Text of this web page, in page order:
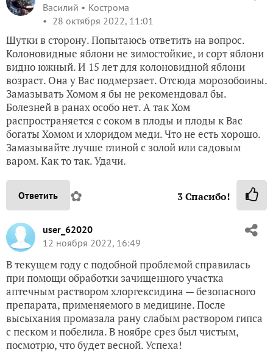
Василий
Кострома
28 октября 2022, 11:01
Шутки в сторону. Попытаюсь ответить на вопрос.
Колоновидные яблони не зимостойкие, и сорт яблони
видно южный. И 15 лет для колоновидной яблони
возраст. Она у Вас подмерзает. Отсюда морозобоины.
Замазывать Хомом я бы не рекомендовал бы.
Болезней в ранах особо нет. А так Хом
распространяется с соком в плоды и плоды к Вас
богаты Хомом и хлоридом меди. Что не есть хорошо.
Замазывайте лучше глиной с золой или садовым
варом. Как то так. Удачи.
Ответить ✿ 3Спасибо!
user_62020
12 ноября 2022, 16:49
В текущем году с подобной проблемой справилась
при помощи обработки зачищенного участка
аптечным раствором хлоргексидина — безопасного
препарата, применяемого в медицине. После
высыхания промазала рану слабым раствором гипса
с песком и побелила. В ноябре срез был чистым,
посмотрю, что будет весной. Успеха!